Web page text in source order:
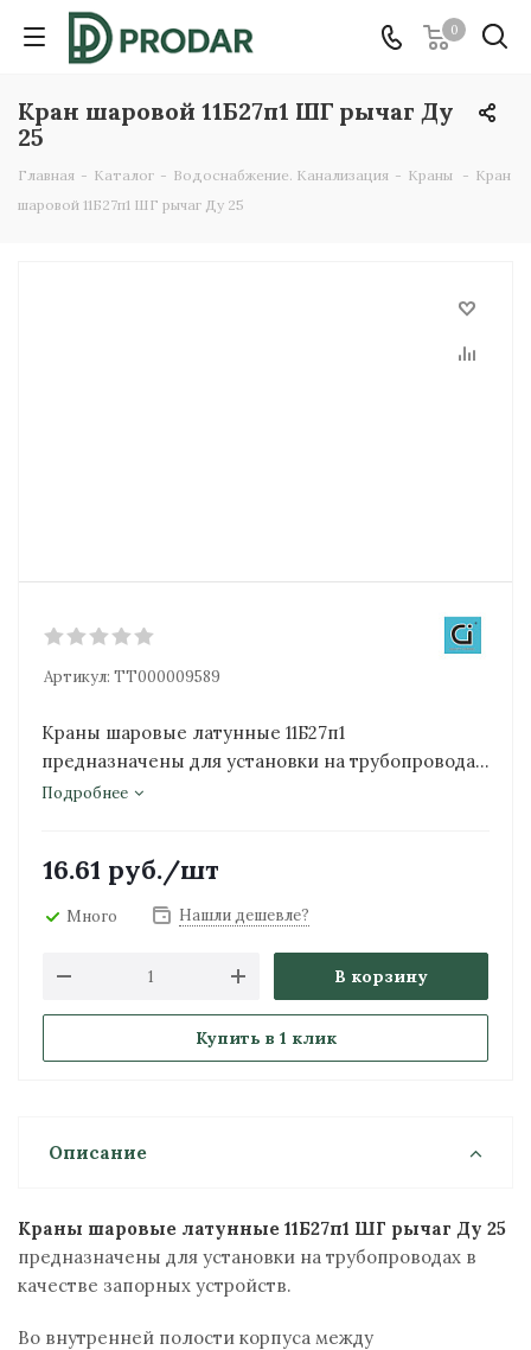
0
Кран шаровой 11Б27п1 ШГ рычаг Ду
25
Главная - Каталог - Водоснабжение. Канализация - Краны - Кран
шаровой 11Б27п1 ШГ рычаг Ду 25
Артикул: ТТ000009589
Краны шаровые латунные 11Б27п1
предназначены для установки на трубопроводах
в качестве запорных устройств.
Подробнее
16.61 руб./шт
Много Нашли дешевле?
В корзину
Купить в 1 клик
Описание
Краны шаровые латунные 11Б27п1 ШГ рычаг Ду 25
предназначены для установки на трубопроводах в
качестве запорных устройств.
Во внутренней полости корпуса между